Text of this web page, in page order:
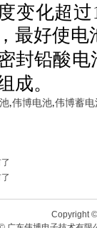
变化超过
最好使电
封铅酸
成。
,伟博电池,伟博蓄
Copyright